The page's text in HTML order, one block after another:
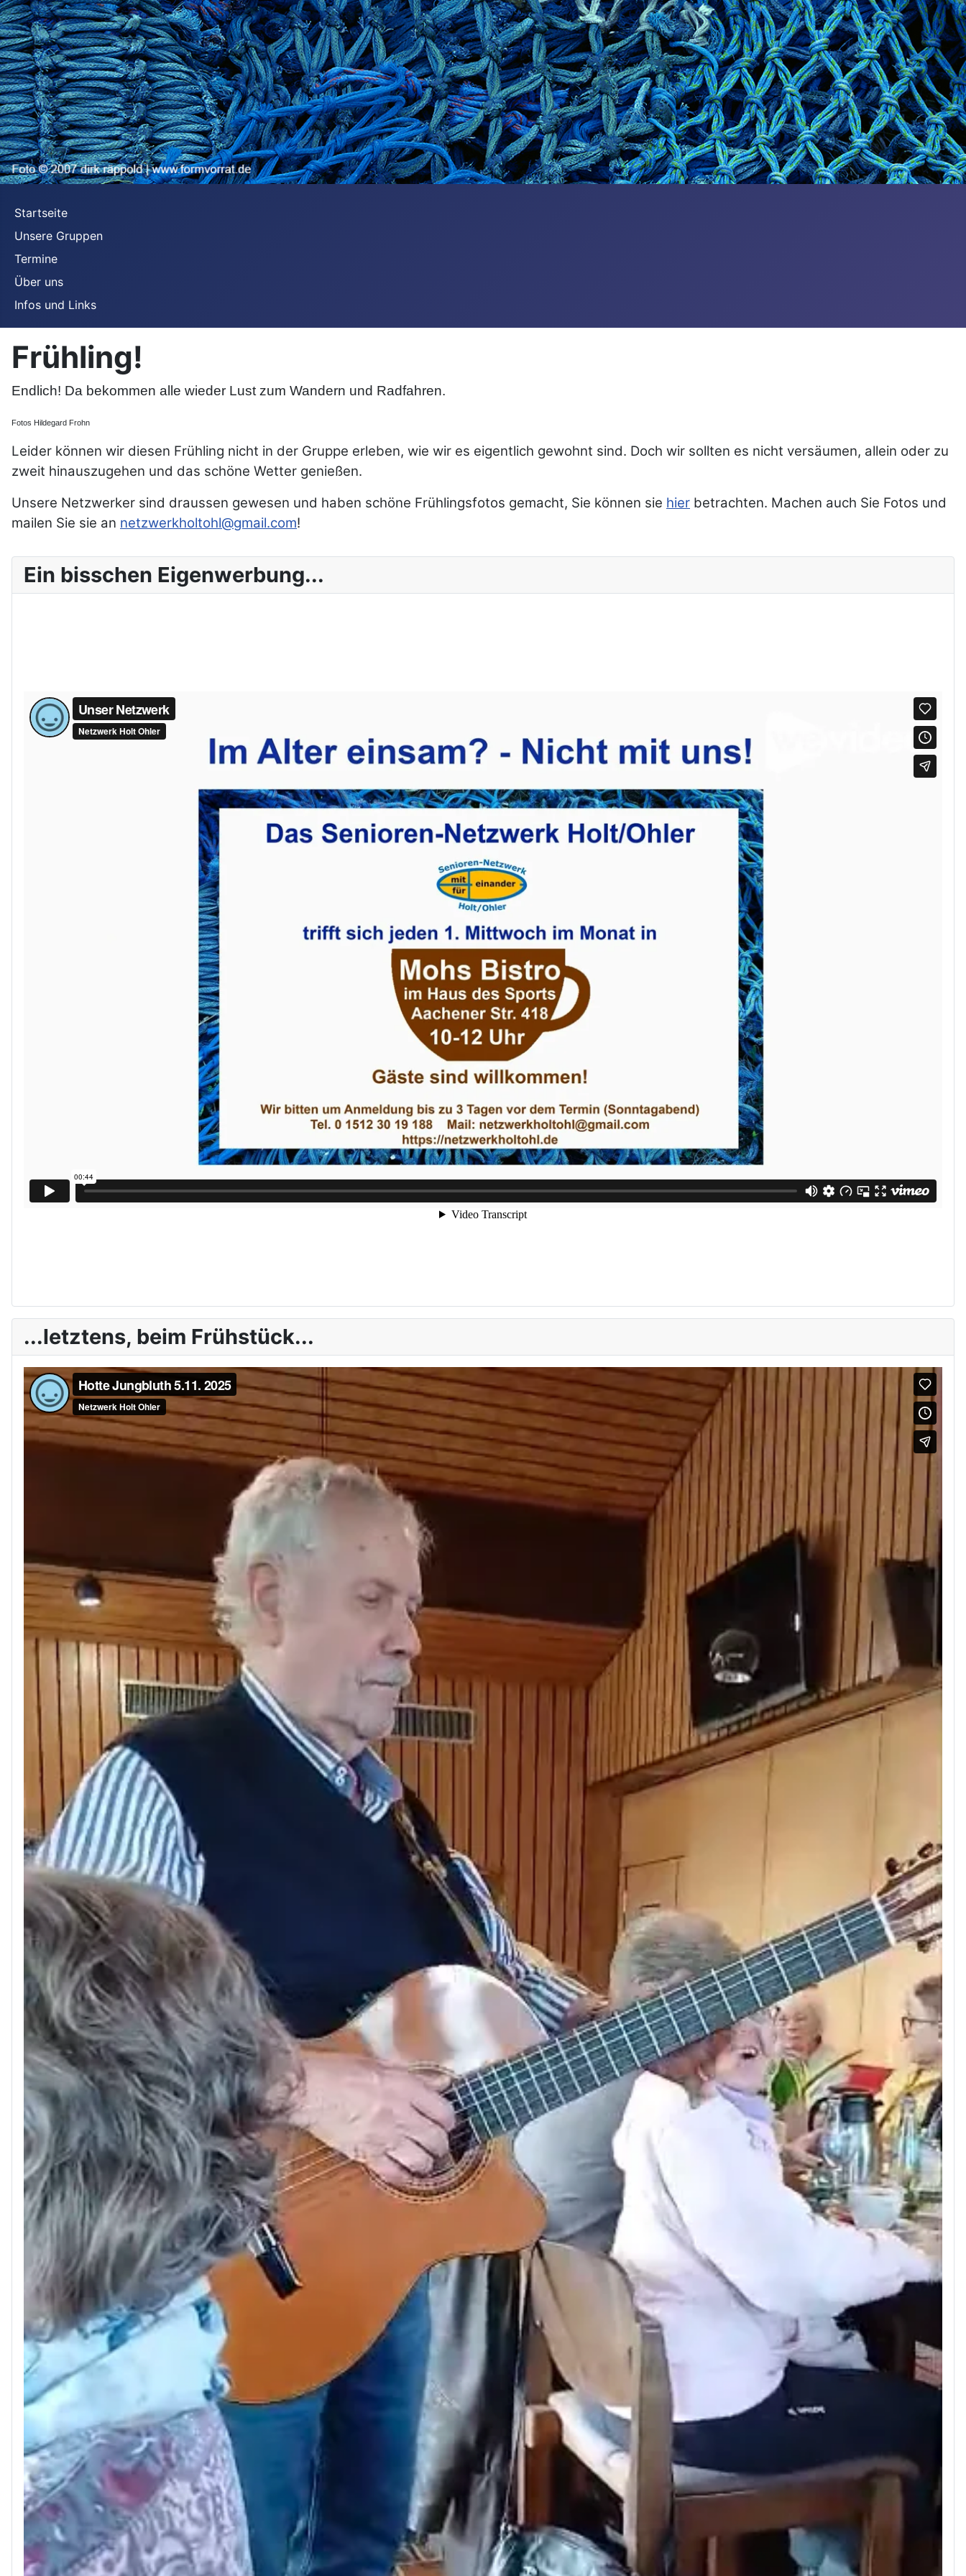
Startseite
Unsere Gruppen
Termine
Über uns
Infos und Links
Frühling!
Endlich! Da bekommen alle wieder Lust zum Wandern und Radfahren.
Fotos Hildegard Frohn
Leider können wir diesen Frühling nicht in der Gruppe erleben, wie wir es eigentlich gewohnt sind. Doch wir sollten es nicht versäumen, allein oder zu
zweit hinauszugehen und das schöne Wetter genießen.
Unsere Netzwerker sind draussen gewesen und haben schöne Frühlingsfotos gemacht, Sie können sie hier betrachten. Machen auch Sie Fotos und
mailen Sie sie an netzwerkholtohl@gmail.com!
Ein bisschen Eigenwerbung...
...letztens, beim Frühstück...